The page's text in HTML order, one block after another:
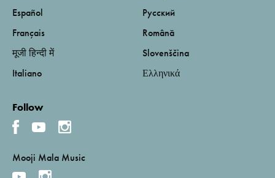
Español
Français
मूजी हिन्दी में
Italiano
Русский
Română
Slovenščina
Ελληνικά
Follow
Mooji Mala Music